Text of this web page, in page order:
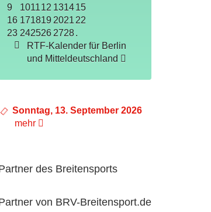
9
101112 1314 15
16 171819 2021 22
23 242526 2728 .
RTF-Kalender für Berlin
und Mitteldeutschland
Sonntag, 13. September 2026
mehr
des Breitensports
von BRV-Breitensport.de